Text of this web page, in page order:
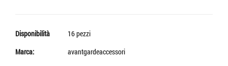
Disponibilità
16 pezzi
Marca:
avantgardeaccessori